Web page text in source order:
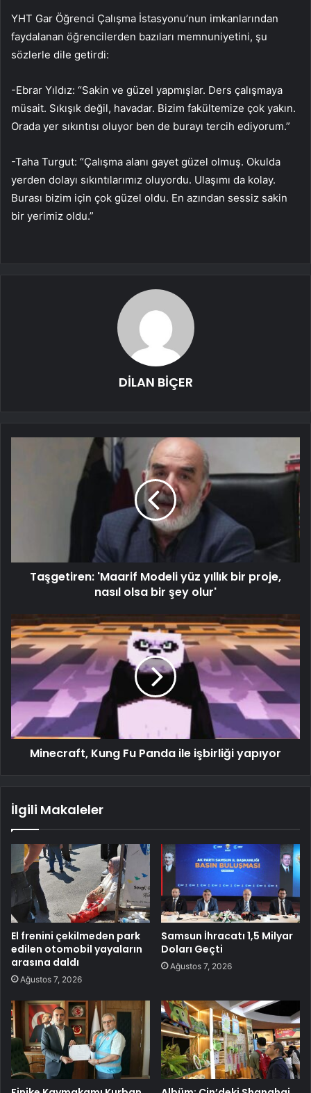
YHT Gar Öğrenci Çalışma İstasyonu’nun imkanlarından
faydalanan öğrencilerden bazıları memnuniyetini, şu
sözlerle dile getirdi:
-Ebrar Yıldız: “Sakin ve güzel yapmışlar. Ders çalışmaya
müsait. Sıkışık değil, havadar. Bizim fakültemize çok yakın.
Orada yer sıkıntısı oluyor ben de burayı tercih ediyorum.”
-Taha Turgut: “Çalışma alanı gayet güzel olmuş. Okulda
yerden dolayı sıkıntılarımız oluyordu. Ulaşımı da kolay.
Burası bizim için çok güzel oldu. En azından sessiz sakin
bir yerimiz oldu.”
DİLAN BİÇER
Taşgetiren: 'Maarif Modeli yüz yıllık bir proje,
nasıl olsa bir şey olur'
Minecraft, Kung Fu Panda ile işbirliği yapıyor
İlgili Makaleler
El frenini çekilmeden park
edilen otomobil yayaların
arasına daldı
Ağustos 7, 2026
Samsun İhracatı 1,5 Milyar
Doları Geçti
Ağustos 7, 2026